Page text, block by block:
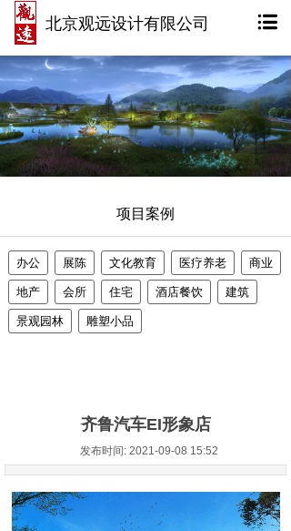
项目案例
办公 展陈 文化教育 医疗养老 商业
地产 会所 住宅 酒店餐饮 建筑
景观园林 雕塑小品
齐鲁汽车EI形象店
发布时间: 2021-09-08 15:52
北京观远设计有限公司